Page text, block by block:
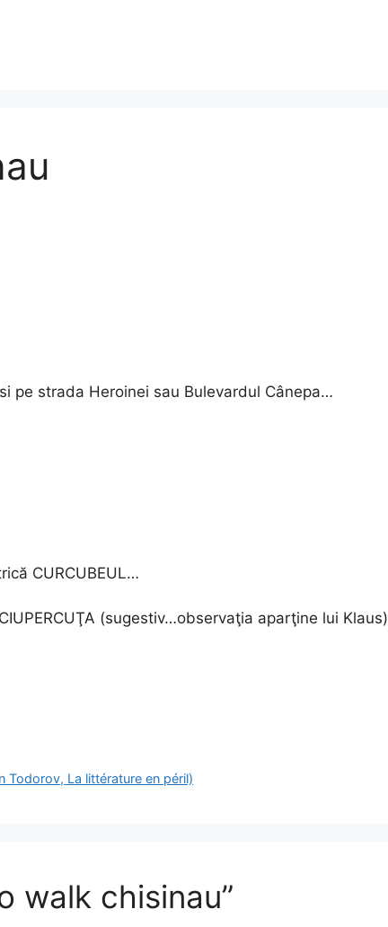
pe strada Heroinei sau Bulevardul Cânepa…
CURCUBEUL…
(sugestiv…observaţia aparţine lui Klaus)
Todorov, La littérature en péril)
walk chisinau”